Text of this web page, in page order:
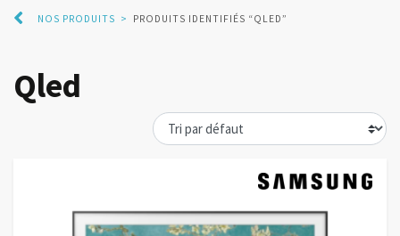
NOS PRODUITS > PRODUITS IDENTIFIÉS “QLED”
Qled